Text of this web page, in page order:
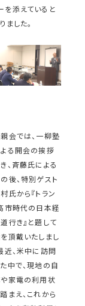
を添えていると
した。
会では、一柳塾
る開会の挨拶
、斉藤氏による
後、特別ゲスト
氏から『トラン
市時代の日本経
行き』と題して
頂戴いたしまし
近、米中に訪問
中で、現地の自
家電の利用状
まえ、これから